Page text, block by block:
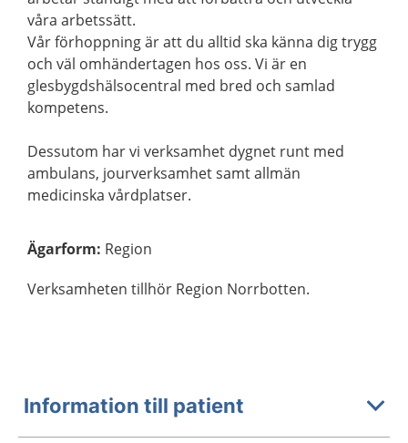
våra arbetssätt.
Vår förhoppning är att du alltid ska känna dig trygg
och väl omhändertagen hos oss. Vi är en
glesbygdshälsocentral med bred och samlad
kompetens.
Dessutom har vi verksamhet dygnet runt med
ambulans, jourverksamhet samt allmän
medicinska vårdplatser.
Ägarform: Region
Verksamheten tillhör Region Norrbotten.
Information till patient